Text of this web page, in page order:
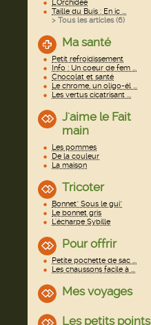
L'Orchidée
Taille du Buis : En ic ...
> Tous les articles (6)
Ma santé
Petit refroidissement
Info : Un coeur de fem ...
Chocolat et santé
Le chrome, un oligo-él ...
Les vertus cicatrisant ...
J'aime le Fait
main
Les pommes
De la couleur
La maison
Tricoter
Bonnet" Sous le gui"
Le bonnet gris
L'écharpe Sybille
Pour offrir
Petite pochette de sac ...
Les chaussons facile à ...
Mes voyages
Les petits points